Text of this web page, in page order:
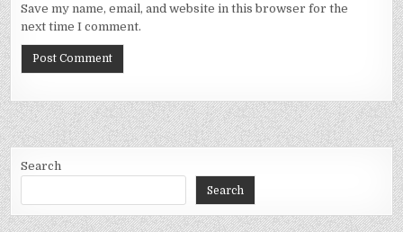
Save my name, email, and website in this browser for the
next time I comment.
Search
Search